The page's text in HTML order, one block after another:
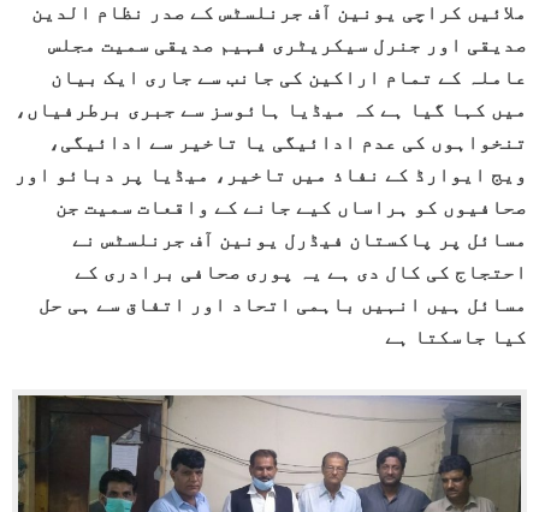
ملائیں کراچی یونین آف جرنلسٹس کے صدر نظام الدین
صدیقی اور جنرل سیکریٹری فہیم صدیقی سمیت مجلس
عاملہ کے تمام اراکین کی جانب سے جاری ایک بیان
میں کہا گیا ہے کہ میڈیا ہائوسز سے جبری برطرفیاں،
تنخواہوں کی عدم ادائیگی یا تاخیر سے ادائیگی،
ویج ایوارڈ کے نفاذ میں تاخیر، میڈیا پر دبائو اور
صحافیوں کو ہراساں کیے جانے کے واقعات سمیت جن
مسائل پر پاکستان فیڈرل یونین آف جرنلسٹس نے
احتجاج کی کال دی ہے یہ پوری صحافی برادری کے
مسائل ہیں انہیں باہمی اتحاد اور اتفاق سے ہی حل
کیا جاسکتا ہے